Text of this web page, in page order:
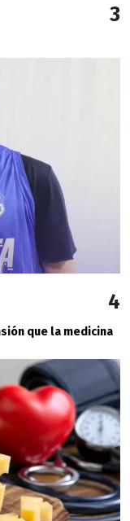
3
4
que la medicina